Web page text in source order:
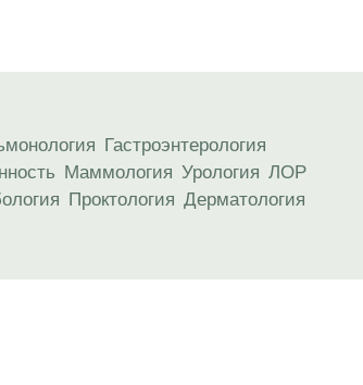
Гастроэнтерология
Маммология Урология ЛОР
Проктология Дерматология